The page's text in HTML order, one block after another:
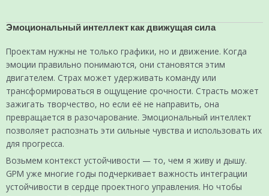
Эмоциональный интеллект как движущая сила
Проектам нужны не только графики, но и движение. Когда
эмоции правильно понимаются, они становятся этим
двигателем. Страх может удерживать команду или
трансформироваться в ощущение срочности. Страсть может
зажигать творчество, но если её не направить, она
превращается в разочарование. Эмоциональный интеллект
позволяет распознать эти сильные чувства и использовать их
для прогресса.
Возьмем контекст устойчивости — то, чем я живу и дышу.
GPM уже многие годы подчеркивает важность интеграции
устойчивости в сердце проектного управления. Но чтобы